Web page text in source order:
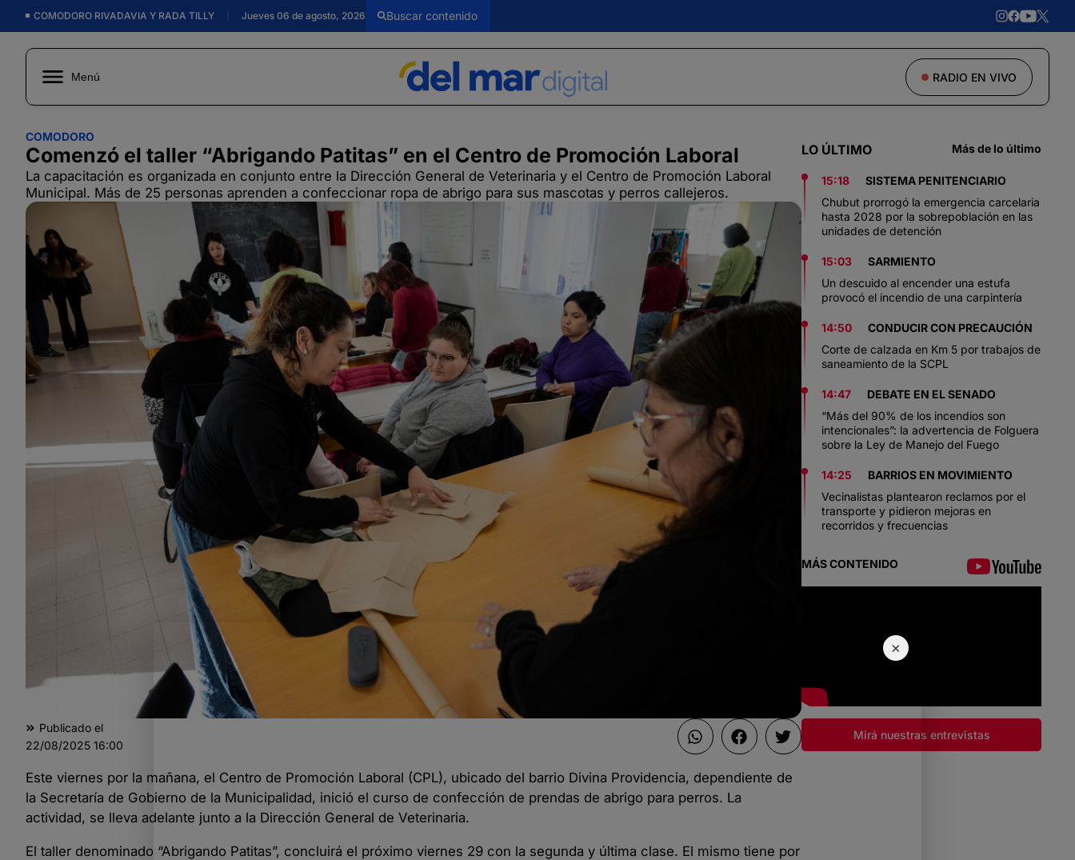
COMODORO RIVADAVIA Y RADA TILLY Jueves 06 de agosto, 2026
Menú RADIO EN VIVO
×
COMODORO
Comenzó el taller “Abrigando Patitas” en el Centro de Promoción Laboral
La capacitación es organizada en conjunto entre la Dirección General de Veterinaria y el Centro de Promoción Laboral
Municipal. Más de 25 personas aprenden a confeccionar ropa de abrigo para sus mascotas y perros callejeros.
Publicado el
22/08/2025 16:00
Este viernes por la mañana, el Centro de Promoción Laboral (CPL), ubicado del barrio Divina Providencia, dependiente de
la Secretaría de Gobierno de la Municipalidad, inició el curso de confección de prendas de abrigo para perros. La
actividad, se lleva adelante junto a la Dirección General de Veterinaria.
El taller denominado “Abrigando Patitas”, concluirá el próximo viernes 29 con la segunda y última clase. El mismo tiene por
LO ÚLTIMO Más de lo último
15:18
SISTEMA PENITENCIARIO
Chubut prorrogó la emergencia carcelaria
hasta 2028 por la sobrepoblación en las
unidades de detención
15:03
SARMIENTO
Un descuido al encender una estufa
provocó el incendio de una carpintería
14:50
CONDUCIR CON PRECAUCIÓN
Corte de calzada en Km 5 por trabajos de
saneamiento de la SCPL
14:47
DEBATE EN EL SENADO
“Más del 90% de los incendios son
intencionales”: la advertencia de Folguera
sobre la Ley de Manejo del Fuego
14:25
BARRIOS EN MOVIMIENTO
Vecinalistas plantearon reclamos por el
transporte y pidieron mejoras en
recorridos y frecuencias
MÁS CONTENIDO
Mirá nuestras entrevistas